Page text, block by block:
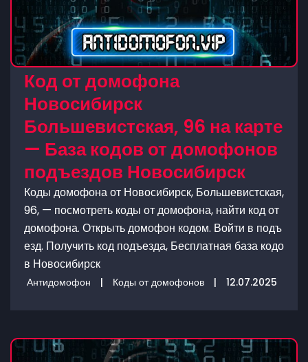
Код от домофона
Новосибирск
Большевистская, 96 на карте
— База кодов от домофонов
подъездов Новосибирск
Коды домофона от Новосибирск, Большевистская,
96, — посмотреть коды от домофона, найти код от
домофона. Открыть домофон кодом. Войти в подъ
езд. Получить код подъезда, Бесплатная база кодо
в Новосибирск
Антидомофон | Коды от домофонов | 12.07.2025